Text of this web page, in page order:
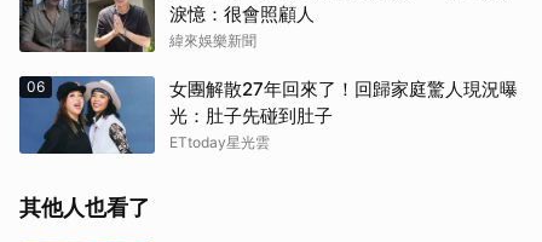
淚憶：很會照顧人
緯來娛樂新聞
06
女團解散27年回來了！回歸家庭驚人現況曝
光：肚子先碰到肚子
ETtoday星光雲
其他人也看了